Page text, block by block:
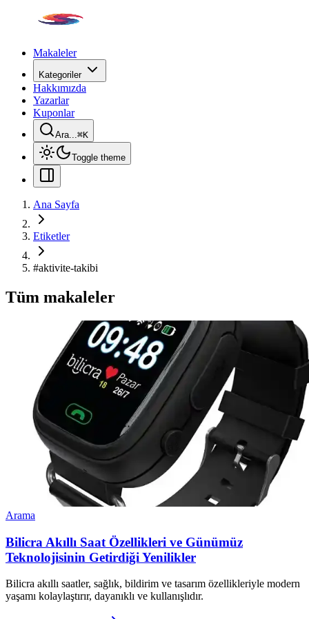
Makaleler
Kategoriler
Hakkımızda
Yazarlar
Kuponlar
Ara...⌘K
Toggle theme
Ana Sayfa
Etiketler
#aktivite-takibi
Tüm makaleler
Arama
Bilicra Akıllı Saat Özellikleri ve Günümüz
Teknolojisinin Getirdiği Yenilikler
Bilicra akıllı saatler, sağlık, bildirim ve tasarım özellikleriyle modern
yaşamı kolaylaştırır, dayanıklı ve kullanışlıdır.